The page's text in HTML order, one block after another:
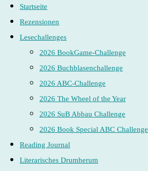
Startseite
Rezensionen
Lesechallenges
2026 BookGame-Challenge
2026 Buchblasenchallenge
2026 ABC-Challenge
2026 The Wheel of the Year
2026 SuB Abbau Challenge
2026 Book Special ABC Challenge
Reading Journal
Literarisches Drumherum